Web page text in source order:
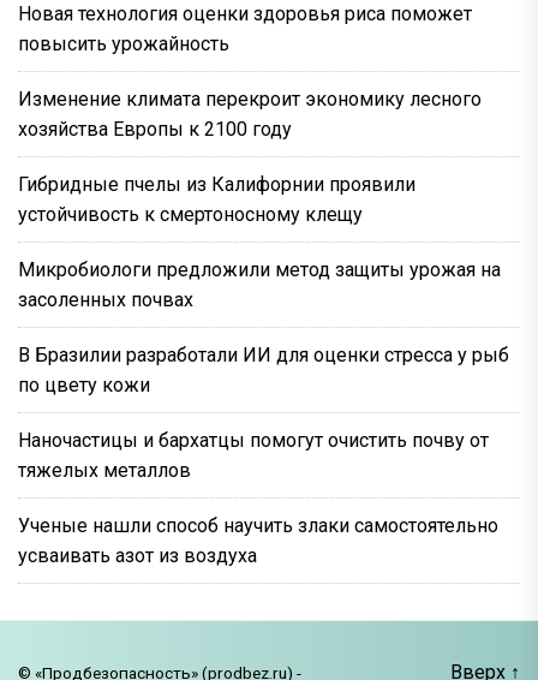
Новая технология оценки здоровья риса поможет
повысить урожайность
Изменение климата перекроит экономику лесного
хозяйства Европы к 2100 году
Гибридные пчелы из Калифорнии проявили
устойчивость к смертоносному клещу
Микробиологи предложили метод защиты урожая на
засоленных почвах
В Бразилии разработали ИИ для оценки стресса у рыб
по цвету кожи
Наночастицы и бархатцы помогут очистить почву от
тяжелых металлов
Ученые нашли способ научить злаки самостоятельно
усваивать азот из воздуха
© «Продбезопасность» (prodbez.ru) - Вверх ↑